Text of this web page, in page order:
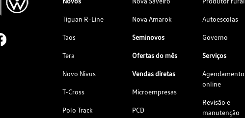
Tiguan R-Line
Taos
Tera
Novo Nivus
T-Cross
Polo Track
Nova Amarok
Seminovos
Ofertas do mês
Vendas diretas
Microempresas
PCD
Autoescolas
Governo
Serviços
Agendamento
online
Revisão e
manutenção